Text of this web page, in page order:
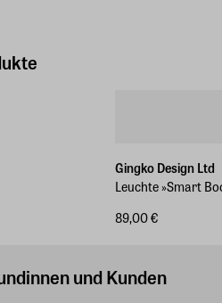
Gingko Design Ltd
Leuchte »Smart
89,00 €
und Kunden